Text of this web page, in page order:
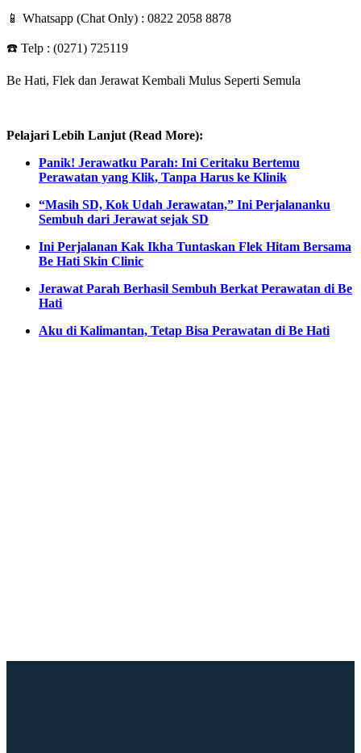
📱 Whatsapp (Chat Only) : 0822 2058 8878
☎ ️ Telp : (0271) 725119
Be Hati, Flek dan Jerawat Kembali Mulus Seperti Semula
Pelajari Lebih Lanjut (Read More):
Panik! Jerawatku Parah: Ini Ceritaku Bertemu
Perawatan yang Klik, Tanpa Harus ke Klinik
“Masih SD, Kok Udah Jerawatan,” Ini Perjalananku
Sembuh dari Jerawat sejak SD
Ini Perjalanan Kak Ikha Tuntaskan Flek Hitam Bersama
Be Hati Skin Clinic
Jerawat Parah Berhasil Sembuh Berkat Perawatan di Be
Hati
Aku di Kalimantan, Tetap Bisa Perawatan di Be Hati